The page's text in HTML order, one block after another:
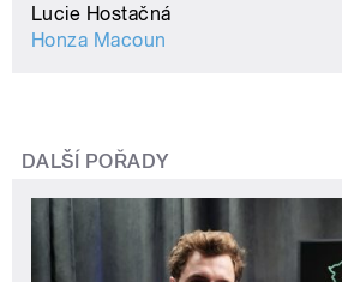
Lucie Hostačná
Honza Macoun
DALŠÍ POŘADY